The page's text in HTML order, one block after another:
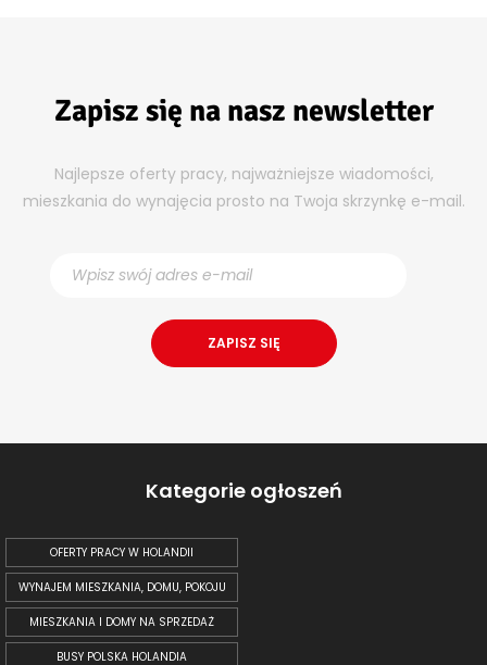
Zapisz się na nasz newsletter
Najlepsze oferty pracy, najważniejsze wiadomości,
mieszkania do wynajęcia prosto na Twoja skrzynkę e-mail.
Kategorie ogłoszeń
OFERTY PRACY W HOLANDII
WYNAJEM MIESZKANIA, DOMU, POKOJU
MIESZKANIA I DOMY NA SPRZEDAŻ
BUSY POLSKA HOLANDIA